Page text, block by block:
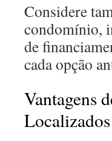
Considere
condomínio,
de
cada opção
Vantagens
Localizados